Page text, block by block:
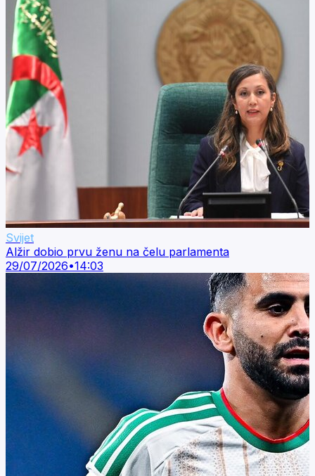
Svijet
Alžir dobio prvu ženu na čelu parlamenta
29/07/2026•14:03